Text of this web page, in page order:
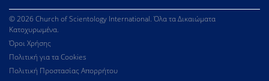
© 2026 Church of Scientology International. Όλα τα Δικαιώματα
Κατοχυρωμένα.
Όροι Χρήσης
Πολιτική για τα Cookies
Πολιτική Προστασίας Απορρήτου